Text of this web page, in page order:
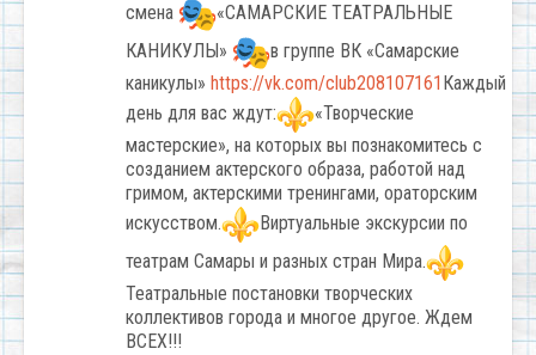
смена
«САМАРСКИЕ ТЕАТРАЛЬНЫЕ
КАНИКУЛЫ»
в группе ВК «Самарские
каникулы» https://vk.com/club208107161 Каждый
день для вас ждут:
«Творческие
мастерские», на которых вы познакомитесь с
созданием актерского образа, работой над
гримом, актерскими тренингами, ораторским
искусством.
Виртуальные экскурсии по
театрам Самары и разных стран Мира.
Театральные постановки творческих
коллективов города и многое другое. Ждем
ВСЕХ!!!